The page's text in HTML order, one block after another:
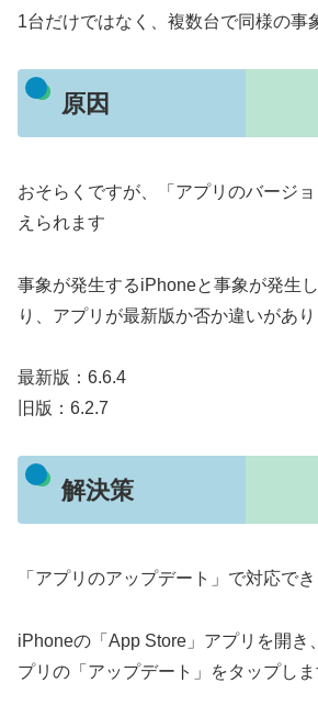
1台だけではなく、複数台で同様の事
原因
おそらくですが、「アプリのバージ
えられます
事象が発生するiPhoneと事象が発生
り、アプリが最新版か否か違いがあ
最新版：6.6.4
旧版：6.2.7
解決策
「アプリのアップデート」で対応で
iPhoneの「App Store」アプリを開き
プリの「アップデート」をタップしま